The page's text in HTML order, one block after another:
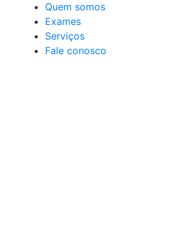
Quem somos
Exames
Serviços
Fale conosco